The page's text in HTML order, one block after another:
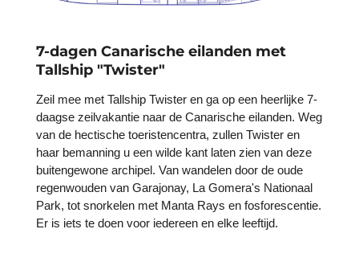
7-dagen Canarische eilanden met
Tallship "Twister"
Zeil mee met Tallship Twister en ga op een heerlijke 7-
daagse zeilvakantie naar de Canarische eilanden. Weg
van de hectische toeristencentra, zullen Twister en
haar bemanning u een wilde kant laten zien van deze
buitengewone archipel. Van wandelen door de oude
regenwouden van Garajonay, La Gomera's Nationaal
Park, tot snorkelen met Manta Rays en fosforescentie.
Er is iets te doen voor iedereen en elke leeftijd.